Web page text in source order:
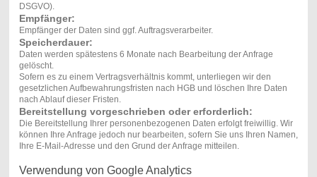
DSGVO).
Empfänger:
Empfänger der Daten sind ggf. Auftragsverarbeiter.
Speicherdauer:
Daten werden spätestens 6 Monate nach Bearbeitung der Anfrage
gelöscht.
Sofern es zu einem Vertragsverhältnis kommt, unterliegen wir den
gesetzlichen Aufbewahrungsfristen nach HGB und löschen Ihre Daten
nach Ablauf dieser Fristen.
Bereitstellung vorgeschrieben oder erforderlich:
Die Bereitstellung Ihrer personenbezogenen Daten erfolgt freiwillig. Wir
können Ihre Anfrage jedoch nur bearbeiten, sofern Sie uns Ihren Namen,
Ihre E-Mail-Adresse und den Grund der Anfrage mitteilen.
Verwendung von Google Analytics